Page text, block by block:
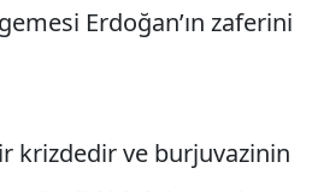
Erdoğan’ın zaferini
krizdedir ve burjuvazinin